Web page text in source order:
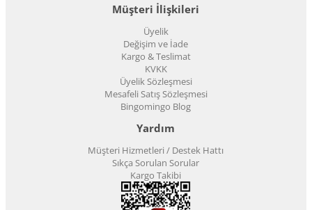
Müşteri İlişkileri
Üyelik
Değişim ve İade
Kargo & Teslimat
KVKK
Üyelik Sözleşmesi
Mesafeli Satış Sözleşmesi
Bingomingo Blog
Yardım
Müşteri Hizmetleri / Destek Hattı
Sıkça Sorulan Sorular
Kargo Takibi